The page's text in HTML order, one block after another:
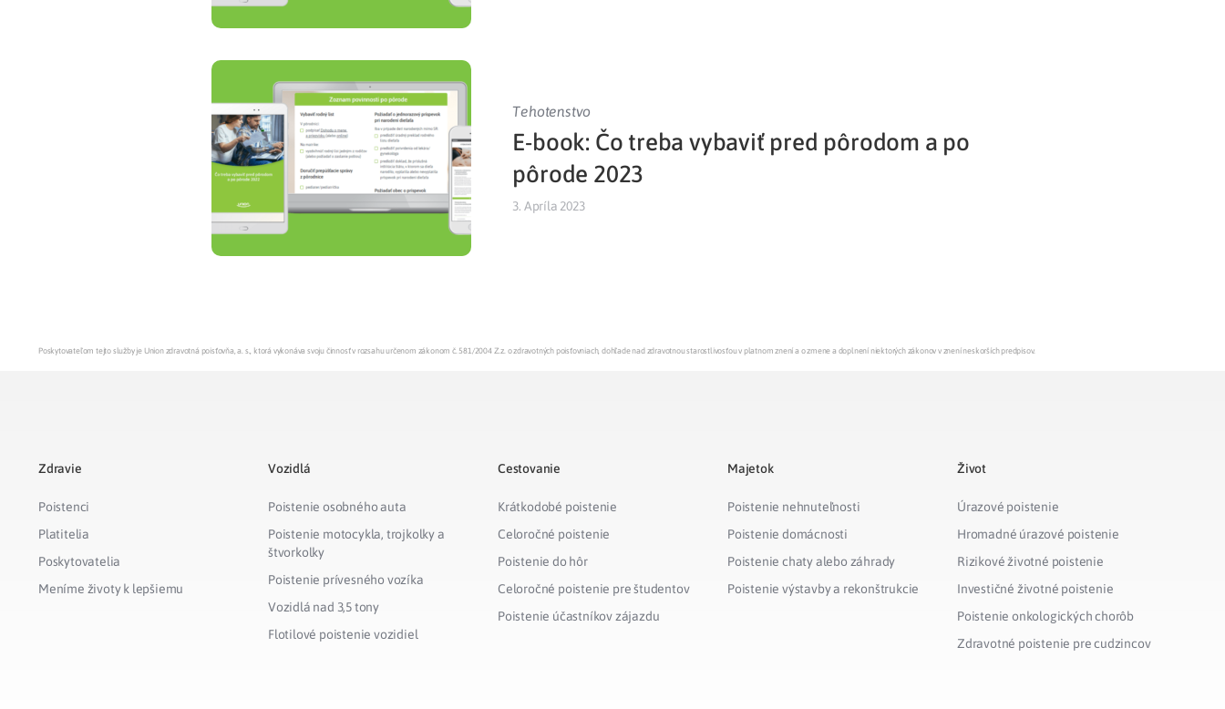
Tehotenstvo
E-book: Čo treba vybaviť pred pôrodom a po
pôrode 2023
3. Apríla 2023
Poskytovateľom tejto služby je Union zdravotná poisťovňa, a. s., ktorá vykonáva svoju činnosť v rozsahu určenom zákonom č. 581/2004 Z.z. o zdravotných poisťovniach, dohľade nad zdravotnou starostlivosťou v platnom znení a o zmene a doplnení niektorých zákonov v znení neskorších predpisov.
Zdravie
Poistenci
Platitelia
Poskytovatelia
Meníme životy k lepšiemu
Vozidlá
Poistenie osobného auta
Poistenie motocykla, trojkolky a
štvorkolky
Poistenie prívesného vozíka
Vozidlá nad 3,5 tony
Flotilové poistenie vozidiel
Cestovanie
Krátkodobé poistenie
Celoročné poistenie
Poistenie do hôr
Celoročné poistenie pre študentov
Poistenie účastníkov zájazdu
Majetok
Poistenie nehnuteľnosti
Poistenie domácnosti
Poistenie chaty alebo záhrady
Poistenie výstavby a rekonštrukcie
Život
Úrazové poistenie
Hromadné úrazové poistenie
Rizikové životné poistenie
Investičné životné poistenie
Poistenie onkologických chorôb
Zdravotné poistenie pre cudzincov